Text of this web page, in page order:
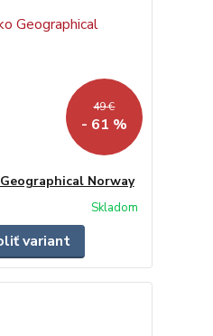
49 €
- 61 %
Norway
Skladom
variant